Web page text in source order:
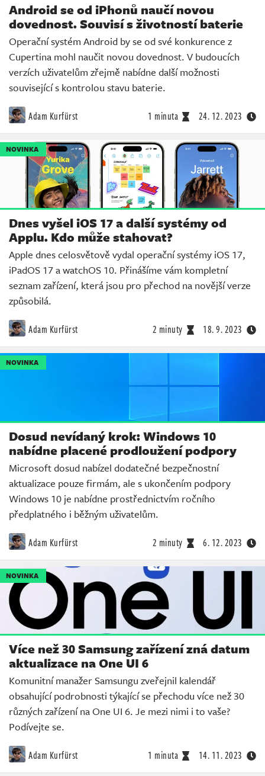
Android se od iPhonů naučí novou
dovednost. Souvisí s životností baterie
Operační systém Android by se od své konkurence z
Cupertina mohl naučit novou dovednost. V budoucích
verzích uživatelům zřejmě nabídne další možnosti
související s kontrolou stavu baterie.
Adam Kurfürst 1 minuta 24. 12. 2023
NOVINKA
Dnes vyšel iOS 17 a další systémy od
Applu. Kdo může stahovat?
Apple dnes celosvětově vydal operační systémy iOS 17,
iPadOS 17 a watchOS 10. Přinášíme vám kompletní
seznam zařízení, která jsou pro přechod na novější verze
způsobilá.
Adam Kurfürst 2 minuty 18. 9. 2023
NOVINKA
Dosud nevídaný krok: Windows 10
nabídne placené prodloužení podpory
Microsoft dosud nabízel dodatečné bezpečnostní
aktualizace pouze firmám, ale s ukončením podpory
Windows 10 je nabídne prostřednictvím ročního
předplatného i běžným uživatelům.
Adam Kurfürst 2 minuty 6. 12. 2023
NOVINKA
Více než 30 Samsung zařízení zná datum
aktualizace na One UI 6
Komunitní manažer Samsungu zveřejnil kalendář
obsahující podrobnosti týkající se přechodu více než 30
různých zařízení na One UI 6. Je mezi nimi i to vaše?
Podívejte se.
Adam Kurfürst 1 minuta 14. 11. 2023